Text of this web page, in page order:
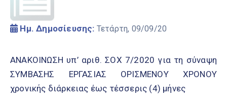
Ημ. Δημοσίευσης: Τετάρτη, 09/09/20
ΑΝΑΚΟΙΝΩΣΗ υπ’ αριθ. ΣΟΧ 7/2020 για τη σύναψη
ΣΥΜΒΑΣΗΣ ΕΡΓΑΣΙΑΣ ΟΡΙΣΜΕΝΟΥ ΧΡΟΝΟΥ
χρονικής διάρκειας έως τέσσερις (4) μήνες